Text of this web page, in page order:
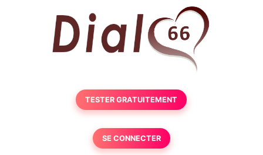
TESTER GRATUITEMENT
SE CONNECTER